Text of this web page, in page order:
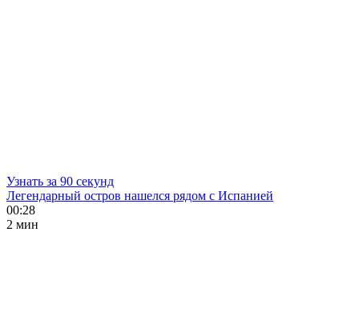
Узнать за 90 секунд
Легендарный остров нашелся рядом с Испанией
00:28
2 мин